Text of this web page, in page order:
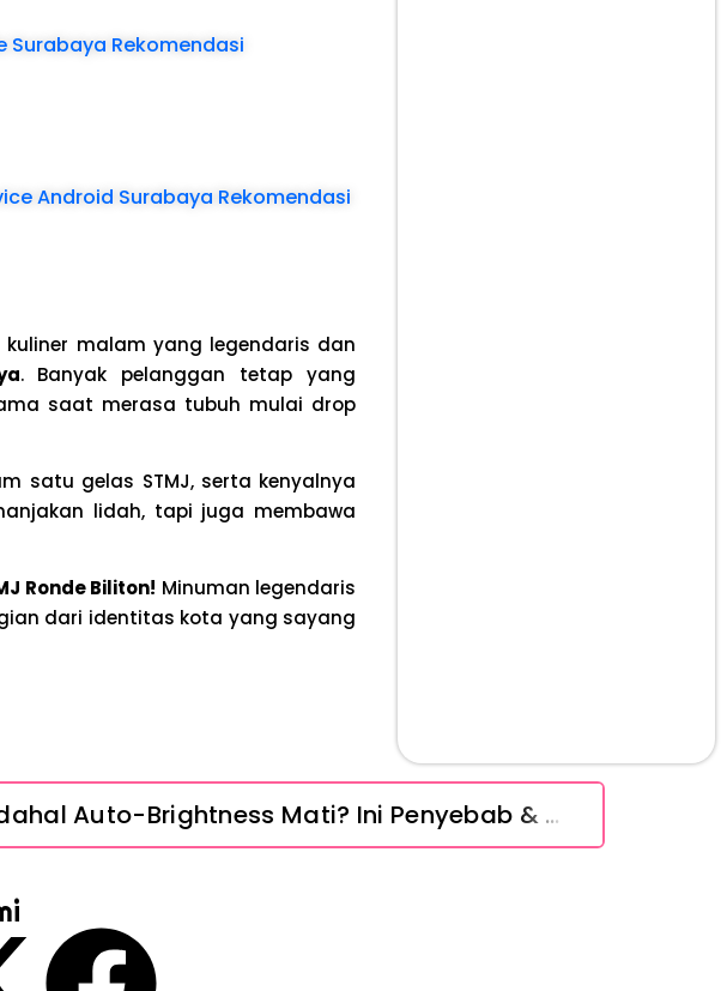
Surabaya Rekomendasi
Android Surabaya Rekomendasi
malam yang legendaris dan
. Banyak pelanggan tetap yang
saat merasa tubuh mulai drop
satu gelas STMJ, serta kenyalnya
lidah, tapi juga membawa
Ronde Biliton! Minuman legendaris
dari identitas kota yang sayang
Layar iPhone Mendadak Redup Sendiri Padahal Auto-Brightness Mati? Ini Penyebab & Solusinya!
Jangan Panik, Cek Ini Sebelum Reset Data!
terhadap Jurnalis, Ini Ulasannya